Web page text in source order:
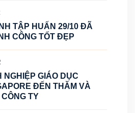
TẬP HUẤN 29/10 ĐÃ
CÔNG TỐT ĐẸP
GIÁO DỤC
ĐẾN THĂM VÀ
TY